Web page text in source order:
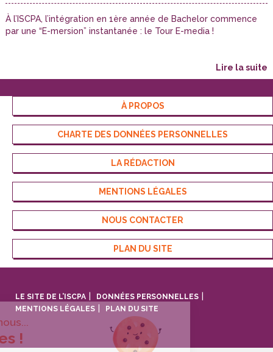
À l’ISCPA, l’intégration en 1ère année de Bachelor commence
par une “E-mersion” instantanée : le Tour E-media !
lire la suite
À PROPOS
CHARTE DES DONNÉES PERSONNELLES
LA RÉDACTION
MENTIONS LÉGALES
NOUS CONTACTER
PLAN DU SITE
LE SITE DE L’ISCPA
DONNÉES PERSONNELLES
MENTIONS LÉGALES
PLAN DU SITE
Bonjour c'est nous...
les Cookies !